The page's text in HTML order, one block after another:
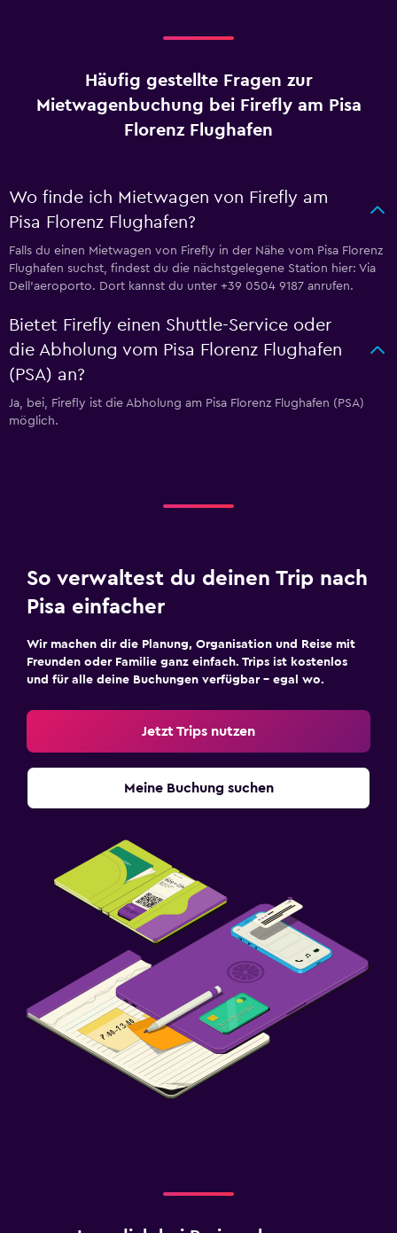
Häufig gestellte Fragen zur
Mietwagenbuchung bei Firefly am Pisa
Florenz Flughafen
Wo finde ich Mietwagen von Firefly am
Pisa Florenz Flughafen?
Falls du einen Mietwagen von Firefly in der Nähe vom Pisa Florenz
Flughafen suchst, findest du die nächstgelegene Station hier: Via
Dell'aeroporto. Dort kannst du unter +39 0504 9187 anrufen.
Bietet Firefly einen Shuttle-Service oder
die Abholung vom Pisa Florenz Flughafen
(PSA) an?
Ja, bei, Firefly ist die Abholung am Pisa Florenz Flughafen (PSA)
möglich.
So verwaltest du deinen Trip nach
Pisa einfacher
Wir machen dir die Planung, Organisation und Reise mit
Freunden oder Familie ganz einfach. Trips ist kostenlos
und für alle deine Buchungen verfügbar – egal wo.
Jetzt Trips nutzen
Meine Buchung suchen